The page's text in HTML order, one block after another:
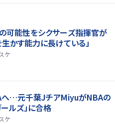
可能性をシクサーズ指揮官が
かす能力に長けている」
ケ
へ…元千葉JチアMiyuがNBAの
ルズ」に合格
ケ